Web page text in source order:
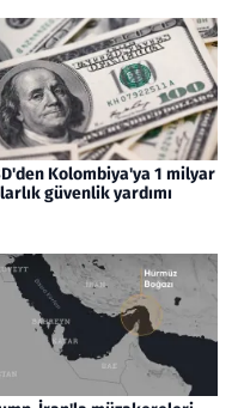
Kolombiya'ya 1 milyar
güvenlik yardımı